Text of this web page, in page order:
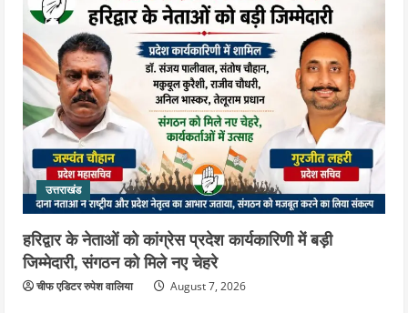
4
उत्तराखंड
महंत यति रामस्वरूप आनंद गिरि को लेकर पूरे
दिन चला हाई वोल्टेज ड्रामा, चौकी से अपने
साथ ले गए यति नरसिंहानंद गिरी
August 5, 2026
5
उत्तराखंड
जिला जेल में गूंजा मां गंगा का महिमा गान,
संगीतमय कथा से कैदियों को मिला आध्यात्मिक
संदेश
August 5, 2026
उत्तराखंड
हरिद्वार के नेताओं को कांग्रेस प्रदेश कार्यकारिणी में बड़ी
जिम्मेदारी, संगठन को मिले नए चेहरे
चीफ एडिटर रुपेश वालिया August 7, 2026